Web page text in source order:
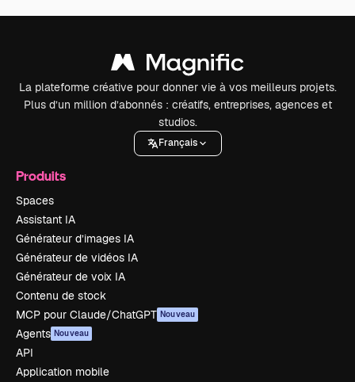
La plateforme créative pour donner vie à vos meilleurs projets.
Plus d’un million d’abonnés : créatifs, entreprises, agences et
studios.
Français
Produits
Spaces
Assistant IA
Générateur d’images IA
Générateur de vidéos IA
Générateur de voix IA
Contenu de stock
MCP pour Claude/ChatGPT Nouveau
Agents Nouveau
API
Application mobile